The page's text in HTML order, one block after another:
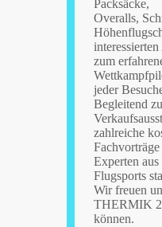
Packsäcke,
Overalls,
zum
jeder
Begleitend
zahlreiche
Experten
Flugsports
Wir freuen
THERMIK
können.